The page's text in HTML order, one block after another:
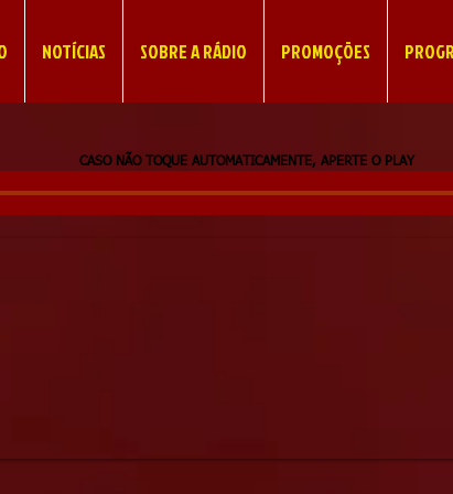
NOTÍCIAS SOBRE A RÁDIO PROMOÇÕES
CASO NÃO TOQUE AUTOMATICAMENTE, APERTE O PLAY